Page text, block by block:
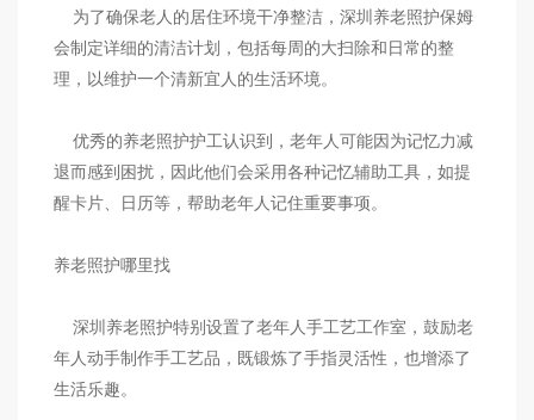
为了确保老人的居住环境干净整洁，深圳养老照护保姆
会制定详细的清洁计划，包括每周的大扫除和日常的整
理，以维护一个清新宜人的生活环境。
优秀的养老照护护工认识到，老年人可能因为记忆力减
退而感到困扰，因此他们会采用各种记忆辅助工具，如提
醒卡片、日历等，帮助老年人记住重要事项。
养老照护哪里找
深圳养老照护特别设置了老年人手工艺工作室，鼓励老
年人动手制作手工艺品，既锻炼了手指灵活性，也增添了
生活乐趣。